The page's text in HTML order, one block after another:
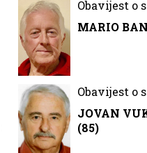
Obavijest o
MARIO
Obavijest o
JOVAN
(85)